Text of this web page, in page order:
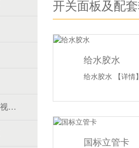
市政给排小雏鸟短视频道
开关面板及配
给水胶水
给水胶水 【详情
国标立管卡